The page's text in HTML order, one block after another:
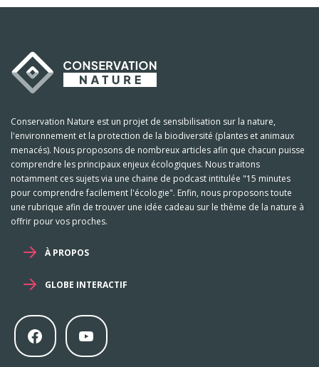
Conservation Nature est un projet de sensibilisation sur la nature,
l'environnement et la protection de la biodiversité (plantes et animaux
menacés). Nous proposons de nombreux articles afin que chacun puisse
comprendre les principaux enjeux écologiques. Nous traitons
notamment ces sujets via une chaine de podcast intitulée "15 minutes
pour comprendre facilement l'écologie". Enfin, nous proposons toute
une rubrique afin de trouver une idée cadeau sur le thème de la nature à
offrir pour vos proches.
À PROPOS
GLOBE INTERACTIF